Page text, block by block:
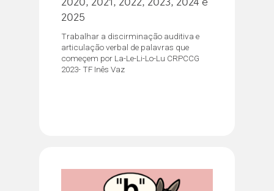
2020, 2021, 2022, 2023, 2024 e
2025
Trabalhar a discirminação auditiva e
articulação verbal de palavras que
começem por La-Le-Li-Lo-Lu CRPCCG
2023- TF Inês Vaz